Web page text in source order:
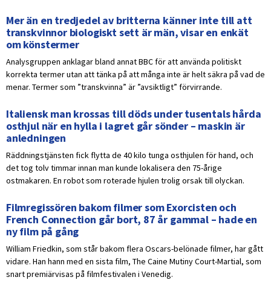
Mer än en tredjedel av britterna känner inte till att
transkvinnor biologiskt sett är män, visar en enkät
om könstermer
Analysgruppen anklagar bland annat BBC för att använda politiskt
korrekta termer utan att tänka på att många inte är helt säkra på vad de
menar. Termer som ”transkvinna” är ”avsiktligt” förvirrande.
Italiensk man krossas till döds under tusentals hårda
osthjul när en hylla i lagret går sönder – maskin är
anledningen
Räddningstjänsten fick flytta de 40 kilo tunga osthjulen för hand, och
det tog tolv timmar innan man kunde lokalisera den 75-årige
ostmakaren. En robot som roterade hjulen trolig orsak till olyckan.
Filmregissören bakom filmer som Exorcisten och
French Connection går bort, 87 år gammal – hade en
ny film på gång
William Friedkin, som står bakom flera Oscars-belönade filmer, har gått
vidare. Han hann med en sista film, The Caine Mutiny Court-Martial, som
snart premiärvisas på filmfestivalen i Venedig.